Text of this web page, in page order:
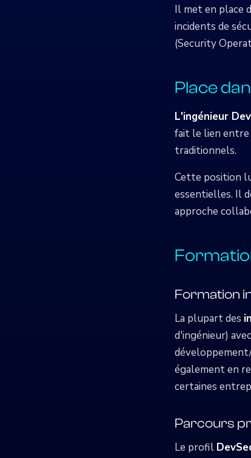
Il met en place
incidents de
(Security
Place
L'ingénieur
fait le lien entre
traditionnels.
Cette position
essentielles. Il
approche
Formation
La plupart des
d'ingénieur)
également en
certaines
Parcours
Le profil